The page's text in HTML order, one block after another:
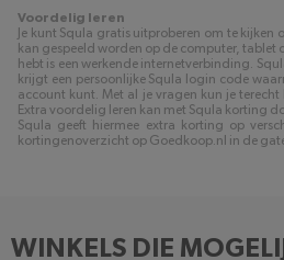
Voordelig leren
Je kunt Squla gratis uitproberen om te kijken
kan gespeeld worden op de computer, tablet
hebt is een werkende internetverbinding.
krijgt een persoonlijke Squla login code
account kunt. Met al je vragen kun je
Extra voordelig leren kan met Squla korting
Squla geeft hiermee extra korting op
kortingenoverzicht op Goedkoop.nl in de
WINKELS DIE